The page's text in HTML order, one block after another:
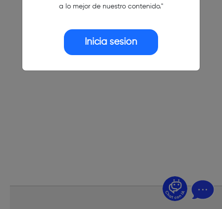
a lo mejor de nuestro contenido."
Inicia sesión